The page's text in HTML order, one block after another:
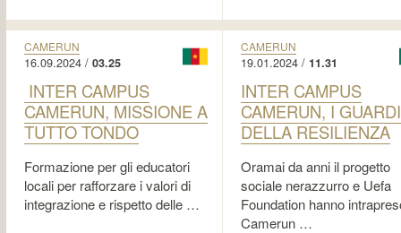
CAMERUN
16.09.2024 / 03.25
INTER CAMPUS
CAMERUN, MISSIONE A
TUTTO TONDO
Formazione per gli educatori
locali per rafforzare i valori di
integrazione e rispetto delle …
CAMERUN
19.01.2024 / 11.31
INTER CAMPUS
CAMERUN, I
DELLA RESILIENZA
Oramai da anni il progetto
sociale nerazzurro e Uefa
Foundation hanno
Camerun …